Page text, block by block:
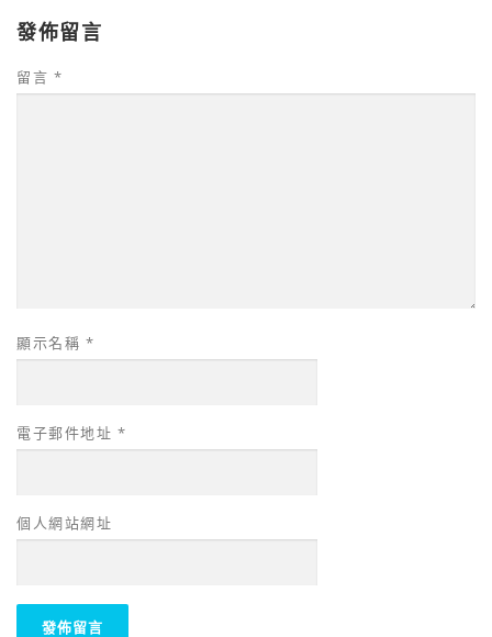
發佈留言
留言 *
顯示名稱 *
電子郵件地址 *
個人網站網址